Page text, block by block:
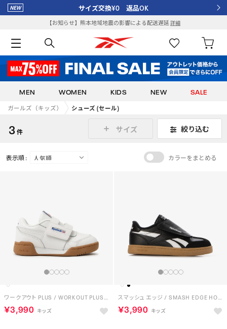
サイズ交換¥0 返品OK
【お知らせ】熊本地域地震の影響による配送遅延詳細
MEN WOMEN KIDS NEW SALE
ガールズ（キッズ） シューズ (セール)
3件 サイズ 絞り込む
表示順 : カラーをまとめる
ワークアウト PLUS / WORKOUT PLUS （フットウェアホワイト）
￥3,990
スマッシュ エッジ / SMASH EDGE HOOK & LOOP （ブラック）
￥3,990